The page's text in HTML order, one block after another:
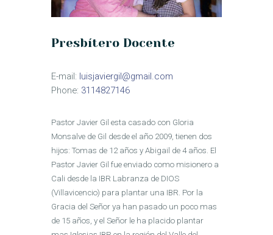
Presbítero Docente
E-mail: luisjaviergil@gmail.com
Phone: 3114827146
Pastor Javier Gil esta casado con Gloria
Monsalve de Gil desde el año 2009, tienen dos
hijos: Tomas de 12 años y Abigail de 4 años. El
Pastor Javier Gil fue enviado como misionero a
Cali desde la IBR Labranza de DIOS
(Villavicencio) para plantar una IBR. Por la
Gracia del Señor ya han pasado un poco mas
de 15 años, y el Señor le ha placido plantar